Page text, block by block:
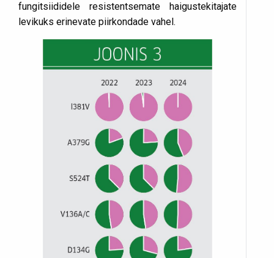
fungitsiididele resistentsemate haigustekitajate
levikuks erinevate piirkondade vahel.